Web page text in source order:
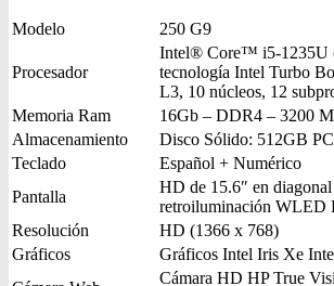
Modelo 250 G9
Procesador
Intel® Core™ i5-1235U
tecnología Intel Turbo
L3, 10 núcleos, 12
Memoria Ram
16Gb – DDR4 – 3200
Almacenamiento
Disco Sólido: 512GB
Teclado
Español + Numérico
Pantalla
HD de 15.6″ en
retroiluminación WLED
Resolución
HD (1366 x 768)
Gráficos
Gráficos Intel Iris Xe
Cámara HD HP True